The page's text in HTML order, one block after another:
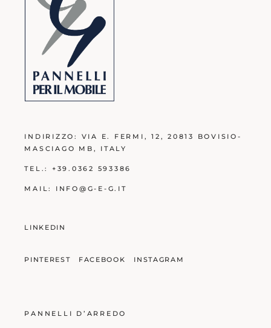
INDIRIZZO: VIA E. FERMI, 12, 20813 BOVISIO-
MASCIAGO MB , ITALY
TEL.: +39.0362 593386
MAIL: INFO@G-E-G.IT
LINKEDIN
PINTEREST FACEBOOK INSTAGRAM
PANNELLI D’ARREDO